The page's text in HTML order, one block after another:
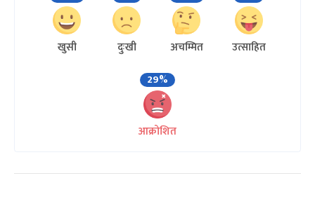
खुसी दुःखी अचम्मित
उत्साहित
29%
आक्रोशित